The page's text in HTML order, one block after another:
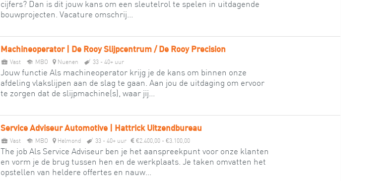
cijfers? Dan is dit jouw kans om een sleutelrol te spelen in uitdagende
bouwprojecten. Vacature omschrij...
Machineoperator | De Rooy Slijpcentrum / De Rooy Precision
Vast MBO Nuenen 33 - 40+ uur
Jouw functie Als machineoperator krijg je de kans om binnen onze
afdeling vlakslijpen aan de slag te gaan. Aan jou de uitdaging om ervoor
te zorgen dat de slijpmachine(s), waar jij...
Service Adviseur Automotive | Hattrick Uitzendbureau
Vast MBO Helmond 33 - 40+ uur €2.400,00 - €3.100,00
The job Als Service Adviseur ben je het aanspreekpunt voor onze klanten
en vorm je de brug tussen hen en de werkplaats. Je taken omvatten het
opstellen van heldere offertes en nauw...